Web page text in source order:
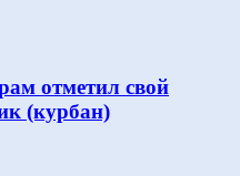
отметил свой
(курбан)